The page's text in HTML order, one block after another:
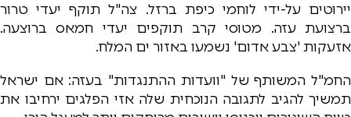
יירוטים על-ידי לוחמי כיפת ברזל. צה"ל תוקף יעדי טרור
ברצועת עזה. מטוסי קרב תוקפים יעדי חמאס ברוצעה.
אזעקות 'צבע אדום' נשמעו באזור ים המלח.
החמ"ל המשותף של "וועדות ההתנגדות" בעזה: אם ישראל
תמשיך להגיב לתגובה הנוכחית שלה אזי הפלגים ירחיבו את